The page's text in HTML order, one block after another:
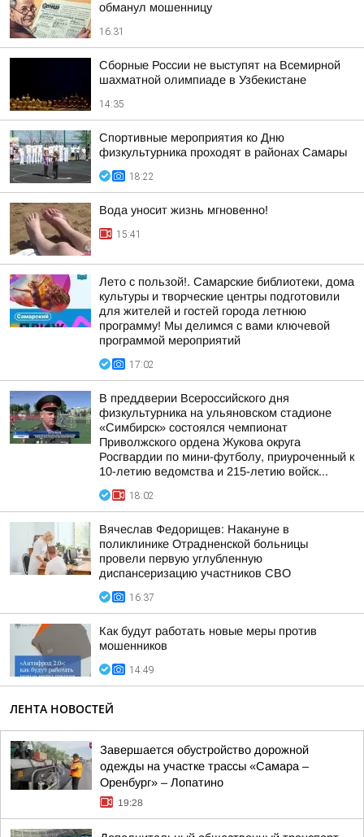
обманул мошенницу
16:31
Сборные России не выступят на Всемирной
шахматной олимпиаде в Узбекистане
14:35
Спортивные мероприятия ко Дню
физкультурника проходят в районах Самары
18:22
Вода уносит жизнь мгновенно!
15:41
Лето с пользой!. Самарские библиотеки, дома
культуры и творческие центры подготовили
для жителей и гостей города летнюю
программу! Мы делимся с вами ключевой
программой мероприятий
17:02
В преддверии Всероссийского дня
физкультурника на ульяновском стадионе
«Симбирск» состоялся чемпионат
Приволжского ордена Жукова округа
Росгвардии по мини-футболу, приуроченный к
10-летию ведомства и 215-летию войск...
18:02
Вячеслав Федорищев: Накануне в
поликлинике Отрадненской больницы
провели первую углубленную
диспансеризацию участников СВО
16:37
Как будут работать новые меры против
мошенников
14:49
ЛЕНТА НОВОСТЕЙ
Завершается обустройство дорожной
одежды на участке трассы «Самара –
Оренбург» – Лопатино
19:28